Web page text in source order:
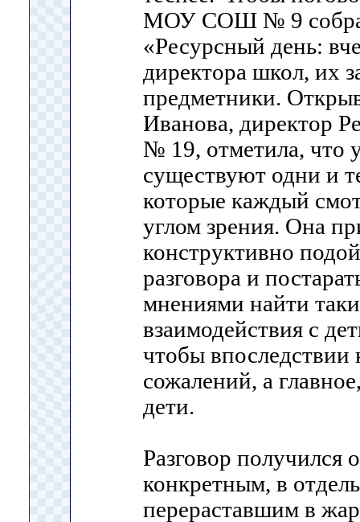
МОУ СОШ № 9
«Ресурсный день:
директора школ, их
предметники.
Иванова, директор
№ 19, отметила, что
существуют одни и
которые каждый
углом зрения. Она
конструктивно
разговора и
мнениями найти
взаимодействия с
чтобы впоследствии
сожалений, а
дети.
Разговор получился
конкретным, в
перераставшим в